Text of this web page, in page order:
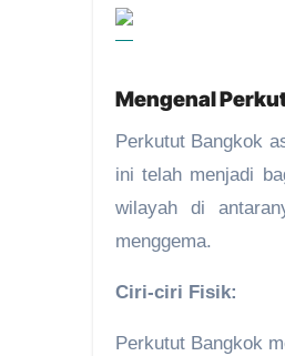
Mengenal
Perkutut Bangkok
ini telah menjadi
wilayah di
menggema.
Ciri-ciri Fisik:
Perkutut Bangkok